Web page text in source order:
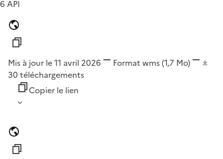
6 API
Mis à jour le 11 avril 2026 Format wms(1,7 Mo)
30 téléchargements
Copier le lien